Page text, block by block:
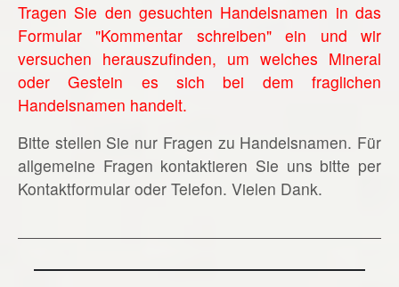
Tragen Sie den gesuchten Handelsnamen in das
Formular "Kommentar schreiben" ein und wir
versuchen herauszufinden, um welches Mineral
oder Gestein es sich bei dem fraglichen
Handelsnamen handelt.
Bitte stellen Sie nur Fragen zu Handelsnamen. Für
allgemeine Fragen kontaktieren Sie uns bitte per
Kontaktformular oder Telefon. Vielen Dank.